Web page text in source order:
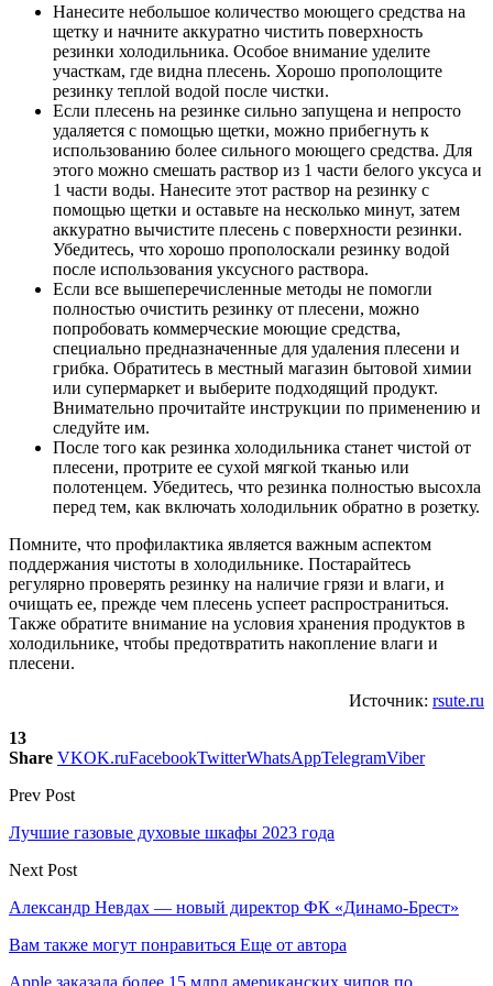
Нанесите небольшое количество моющего средства на
щетку и начните аккуратно чистить поверхность
резинки холодильника. Особое внимание уделите
участкам, где видна плесень. Хорошо прополощите
резинку теплой водой после чистки.
Если плесень на резинке сильно запущена и непросто
удаляется с помощью щетки, можно прибегнуть к
использованию более сильного моющего средства. Для
этого можно смешать раствор из 1 части белого уксуса и
1 части воды. Нанесите этот раствор на резинку с
помощью щетки и оставьте на несколько минут, затем
аккуратно вычистите плесень с поверхности резинки.
Убедитесь, что хорошо прополоскали резинку водой
после использования уксусного раствора.
Если все вышеперечисленные методы не помогли
полностью очистить резинку от плесени, можно
попробовать коммерческие моющие средства,
специально предназначенные для удаления плесени и
грибка. Обратитесь в местный магазин бытовой химии
или супермаркет и выберите подходящий продукт.
Внимательно прочитайте инструкции по применению и
следуйте им.
После того как резинка холодильника станет чистой от
плесени, протрите ее сухой мягкой тканью или
полотенцем. Убедитесь, что резинка полностью высохла
перед тем, как включать холодильник обратно в розетку.
Помните, что профилактика является важным аспектом
поддержания чистоты в холодильнике. Постарайтесь
регулярно проверять резинку на наличие грязи и влаги, и
очищать ее, прежде чем плесень успеет распространиться.
Также обратите внимание на условия хранения продуктов в
холодильнике, чтобы предотвратить накопление влаги и
плесени.
Источник: rsute.ru
13
Share VKOK.ruFacebookTwitterWhatsAppTelegramViber
Prev Post
Лучшие газовые духовые шкафы 2023 года
Next Post
Александр Невдах — новый директор ФК «Динамо-Брест»
Вам также могут понравиться Еще от автора
Apple заказала более 15 млрд американских чипов по